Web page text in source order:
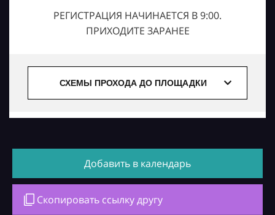
РЕГИСТРАЦИЯ НАЧИНАЕТСЯ В 9:00.
ПРИХОДИТЕ ЗАРАНЕЕ
СХЕМЫ ПРОХОДА ДО ПЛОЩАДКИ
Добавить в календарь
Скопировать ссылку другу